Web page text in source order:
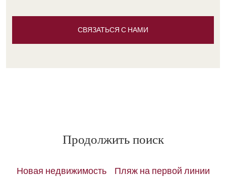
СВЯЗАТЬСЯ С НАМИ
Продолжить поиск
Новая недвижимость
Пляж на первой линии